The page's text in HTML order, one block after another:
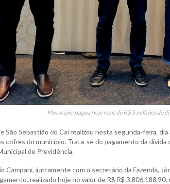
Município pagou hoje mais de R$ 5 milhões de
São Sebastião do Caí realizou nesta segunda-feira,
cofres do município. Trata-se do pagamento da
de Previdência.
Campani, juntamente com o secretário da Fazenda,
realizado hoje no valor de R$ R$